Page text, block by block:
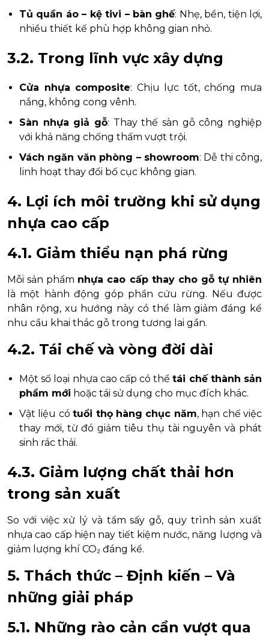
Tủ quần áo – kệ tivi – bàn ghế: Nhẹ, bền, tiện lợi,
nhiều thiết kế phù hợp không gian nhỏ.
3.2. Trong lĩnh vực xây dựng
Cửa nhựa composite: Chịu lực tốt, chống mưa
nắng, không cong vênh.
Sàn nhựa giả gỗ: Thay thế sàn gỗ công nghiệp
với khả năng chống thấm vượt trội.
Vách ngăn văn phòng – showroom: Dễ thi công,
linh hoạt thay đổi bố cục không gian.
4. Lợi ích môi trường khi sử dụng
nhựa cao cấp
4.1. Giảm thiểu nạn phá rừng
Mỗi sản phẩm nhựa cao cấp thay cho gỗ tự nhiên
là một hành động góp phần cứu rừng. Nếu được
nhân rộng, xu hướng này có thể làm giảm đáng kể
nhu cầu khai thác gỗ trong tương lai gần.
4.2. Tái chế và vòng đời dài
Một số loại nhựa cao cấp có thểtái chế thành sản
phẩm mới hoặc tái sử dụng cho mục đích khác.
Vật liệu cótuổi thọ hàng chục năm, hạn chế việc
thay mới, từ đó giảm tiêu thụ tài nguyên và phát
sinh rác thải.
4.3. Giảm lượng chất thải hơn
trong sản xuất
So với việc xử lý và tẩm sấy gỗ, quy trình sản xuất
nhựa cao cấp hiện nay tiết kiệm nước, năng lượng và
giảm lượng khí CO₂ đáng kể.
5. Thách thức – Định kiến – Và
những giải pháp
5.1. Những rào cản cần vượt qua